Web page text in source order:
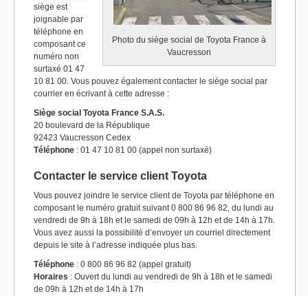
Photo du siège social de Toyota France à
Vaucresson
siège est
joignable par
téléphone en
composant ce
numéro non
surtaxé 01 47
10 81 00. Vous pouvez également contacter le siège social par
courrier en écrivant à cette adresse :
Siège social Toyota France S.A.S.
20 boulevard de la République
92423 Vaucresson Cedex
Téléphone : 01 47 10 81 00 (appel non surtaxé)
Contacter le service client Toyota
Vous pouvez joindre le service client de Toyota par téléphone en
composant le numéro gratuit suivant 0 800 86 96 82, du lundi au
vendredi de 9h à 18h et le samedi de 09h à 12h et de 14h à 17h.
Vous avez aussi la possibilité d’envoyer un courriel directement
depuis le site à l’adresse indiquée plus bas.
Téléphone : 0 800 86 96 82 (appel gratuit)
Horaires : Ouvert du lundi au vendredi de 9h à 18h et le samedi
de 09h à 12h et de 14h à 17h